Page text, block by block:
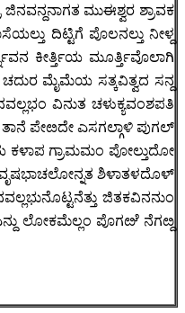
ಮುಈಶ್ವರ ಶ್ರಾವಕ
ದಿಟ್ಟಿಗೆ ಪೊಲನಲ್ತು ನೀಳ್ದ
ಕೀರ್ತ್ತಿಯ ಮೂರ್ತ್ತಿವೊಲಾಗಿ
ಮೈಮೆಯ ಸತ್ಕವಿತ್ವದ ಸನ್ದ
ವಿನುತ ಚಳುಕ್ಯವಂಶಪತಿ
ಪೇೞದೇ ಎಸಗಲ್ಗಾಳಿ ಪುಗಲ್
ಕಳಾಪ ಗ್ರಾಮಮಂ ಪೋಲ್ತುದೋ
ಶಿಳಾತಳದೊಳ್
ಜಿತಕವಿನನುಂ
ಎನ್ದು ಲೋಕಮೆಲ್ಲಂ ಪೊಗೞೆ ನೆಗೞ್ದ